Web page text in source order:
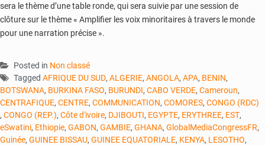
sera le thème d’une table ronde, qui sera suivie par une session de
clôture sur le thème « Amplifier les voix minoritaires à travers le monde
pour une narration précise ».
Posted in Non classé
Tagged AFRIQUE DU SUD, ALGERIE, ANGOLA, APA, BENIN,
BOTSWANA, BURKINA FASO, BURUNDI, CABO VERDE, Cameroun,
CENTRAFIQUE, CENTRE, COMMUNICATION, COMORES, CONGO (RDC)
, CONGO (REP.), Côte d'ivoire, DJIBOUTI, EGYPTE, ERYTHREE, EST,
eSwatini, Ethiopie, GABON, GAMBIE, GHANA, GlobalMediaCongressFR,
Guinée, GUINEE BISSAU, GUINEE EQUATORIALE, KENYA, LESOTHO,